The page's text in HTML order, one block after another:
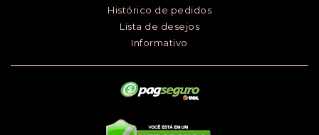
Histórico de pedidos
Lista de desejos
Informativo